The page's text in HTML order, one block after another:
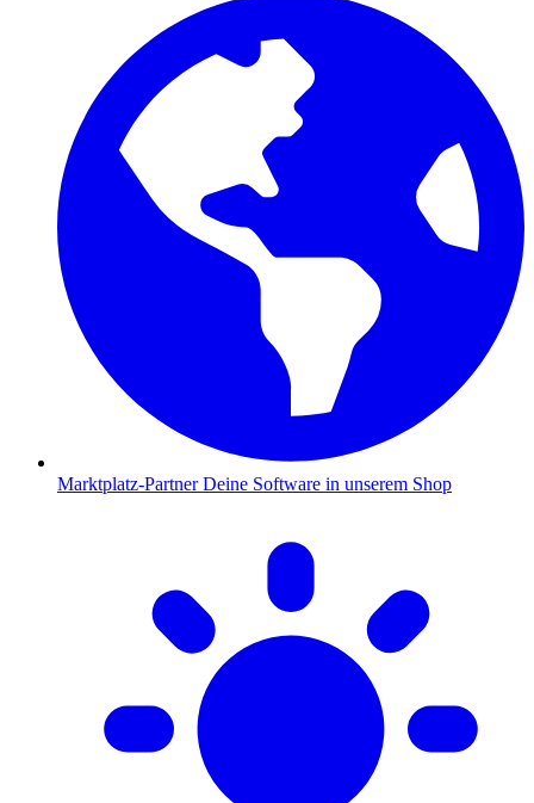
Marktplatz-Partner Deine Software in unserem Shop